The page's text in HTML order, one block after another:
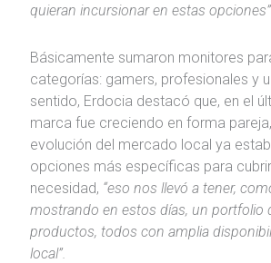
quieran incursionar en estas opciones”.
Básicamente sumaron monitores
categorías: gamers, profesionales y
sentido, Erdocia destacó que, en el
marca fue creciendo en forma
evolución del mercado local ya
opciones más específicas para
necesidad, “eso nos llevó a tener,
mostrando en estos días, un portfolio
productos, todos con amplia
local”.